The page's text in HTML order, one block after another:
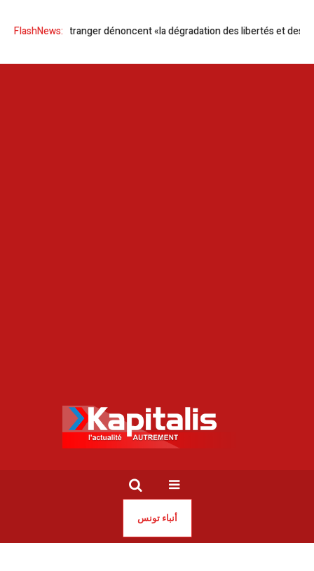
FlashNews:
à l’étranger dénoncent «la dégradation des libertés et des
أنباء تونس